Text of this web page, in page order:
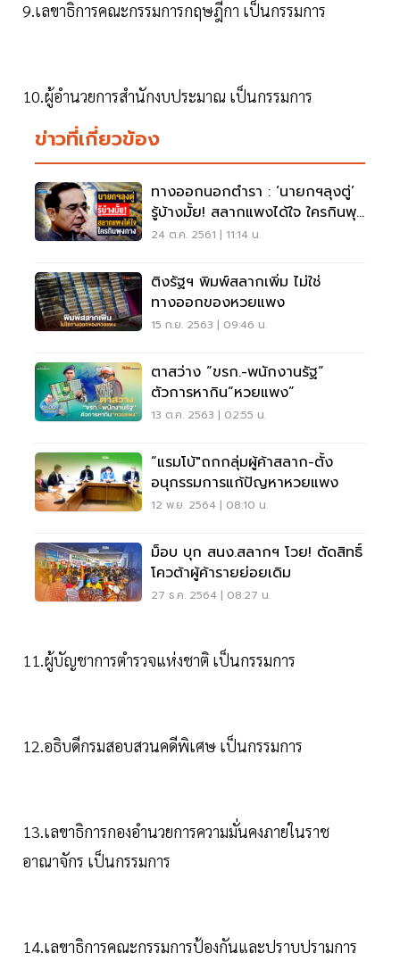
9.เลขาธิการคณะกรรมการกฤษฎีกา เป็นกรรมการ
10.ผู้อำนวยการสำนักงบประมาณ เป็นกรรมการ
ข่าวที่เกี่ยวข้อง
ทางออกนอกตำรา : ‘นายกฯลุงตู่’
รู้บ้างมั้ย! สลากแพงได้ใจ ใครกินพุง
กาง
24 ต.ค. 2561 | 11:14 น.
ติงรัฐฯ พิมพ์สลากเพิ่ม ไม่ใช่
ทางออกของหวยแพง
15 ก.ย. 2563 | 09:46 น.
ตาสว่าง “ขรก.-พนักงานรัฐ”
ตัวการหากิน“หวยแพง”
13 ต.ค. 2563 | 02:55 น.
“แรมโบ้"ถกกลุ่มผู้ค้าสลาก-ตั้ง
อนุกรรมการแก้ปัญหาหวยแพง
12 พ.ย. 2564 | 08:10 น.
ม็อบ บุก สนง.สลากฯ โวย! ตัดสิทธิ์
โควต้าผู้ค้ารายย่อยเดิม
27 ธ.ค. 2564 | 08:27 น.
11.ผู้บัญชาการตำรวจแห่งชาติ เป็นกรรมการ
12.อธิบดีกรมสอบสวนคดีพิเศษ เป็นกรรมการ
13.เลขาธิการกองอำนวยการความมั่นคงภายในราช
อาณาจักร เป็นกรรมการ
14.เลขาธิการคณะกรรมการป้องกันและปราบปรามการ